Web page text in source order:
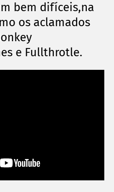
bem difíceis,na
os aclamados
e Fullthrotle.